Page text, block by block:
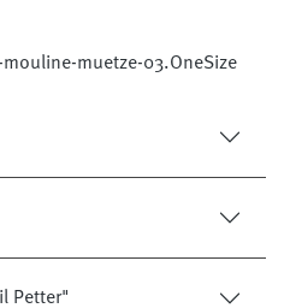
muetze-03.OneSize
Petter"